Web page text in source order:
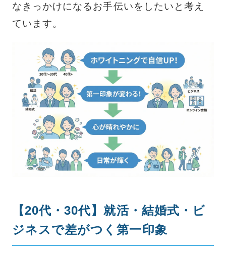
なきっかけになるお手伝いをしたいと考え
ています。
【20代・30代】就活・結婚式・ビ
ジネスで差がつく第一印象